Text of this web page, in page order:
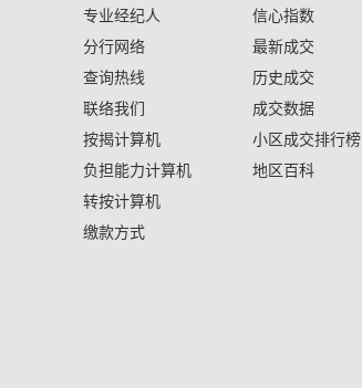
专业经纪人
分行网络
查询热线
联络我们
按揭计算机
负担能力计算机
转按计算机
缴款方式
信心指数
最新成交
历史成交
成交数据
小区成交排行榜
地区百科